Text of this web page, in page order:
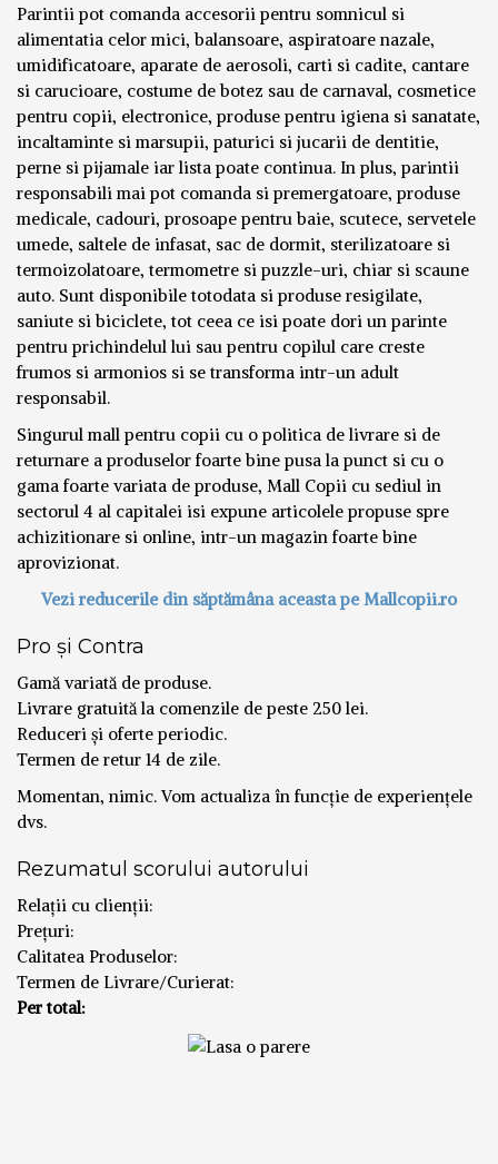
Parintii pot comanda accesorii pentru somnicul si
alimentatia celor mici, balansoare, aspiratoare nazale,
umidificatoare, aparate de aerosoli, carti si cadite, cantare
si carucioare, costume de botez sau de carnaval, cosmetice
pentru copii, electronice, produse pentru igiena si sanatate,
incaltaminte si marsupii, paturici si jucarii de dentitie,
perne si pijamale iar lista poate continua. In plus, parintii
responsabili mai pot comanda si premergatoare, produse
medicale, cadouri, prosoape pentru baie, scutece, servetele
umede, saltele de infasat, sac de dormit, sterilizatoare si
termoizolatoare, termometre si puzzle-uri, chiar si scaune
auto. Sunt disponibile totodata si produse resigilate,
saniute si biciclete, tot ceea ce isi poate dori un parinte
pentru prichindelul lui sau pentru copilul care creste
frumos si armonios si se transforma intr-un adult
responsabil.
Singurul mall pentru copii cu o politica de livrare si de
returnare a produselor foarte bine pusa la punct si cu o
gama foarte variata de produse, Mall Copii cu sediul in
sectorul 4 al capitalei isi expune articolele propuse spre
achizitionare si online, intr-un magazin foarte bine
aprovizionat.
Vezi reducerile din săptămâna aceasta pe Mallcopii.ro
Pro și Contra
Gamă variată de produse.
Livrare gratuită la comenzile de peste 250 lei.
Reduceri și oferte periodic.
Termen de retur 14 de zile.
Momentan, nimic. Vom actualiza în funcție de experiențele
dvs.
Rezumatul scorului autorului
Relații cu clienții:
Prețuri:
Calitatea Produselor:
Termen de Livrare/Curierat:
Per total: